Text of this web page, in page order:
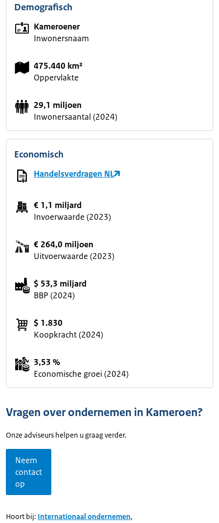
Demografisch
Kameroener
Inwonersnaam
475.440 km²
Oppervlakte
29,1 miljoen
Inwonersaantal (2024)
Economisch
Handelsverdragen NL
€ 1,1 miljard
Invoerwaarde (2023)
€ 264,0 miljoen
Uitvoerwaarde (2023)
$ 53,3 miljard
BBP (2024)
$ 1.830
Koopkracht (2024)
3,53 %
Economische groei (2024)
Vragen over ondernemen in Kameroen?
Onze adviseurs helpen u graag verder.
Neem
contact
op
Hoort bij: Internationaal ondernemen,